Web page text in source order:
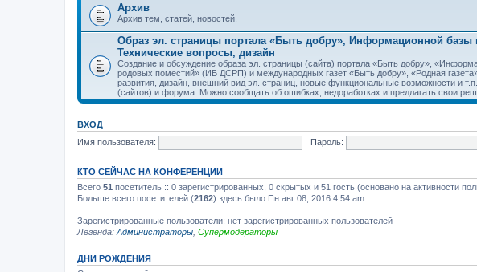
Архив
Архив тем, статей, новостей.
Образ эл. страницы портала «Быть добру», Информационной базы
Технические вопросы, дизайн
Создание и обсуждение образа эл. страницы (сайта) портала «Быть добру»,
родовых поместий» (ИБ ДСРП) и международных газет «Быть добру», «Родная
развития, дизайн, внешний вид эл. страниц, новые функциональные возможности и
(сайтов) и форума. Можно сообщать об ошибках, недоработках и предлагать свои
ВХОД
Имя пользователя:
Пароль:
КТО СЕЙЧАС НА КОНФЕРЕНЦИИ
Всего 51 посетитель :: 0 зарегистрированных, 0 скрытых и 51 гость (основано на активности
Больше всего посетителей (2162) здесь было Пн авг 08, 2016 4:54 am
Зарегистрированные пользователи: нет зарегистрированных пользователей
Легенда: Администраторы Супермодераторы
ДНИ РОЖДЕНИЯ